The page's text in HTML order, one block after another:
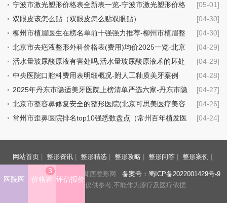
[05-01]
宁波市激光塑形价格表全新表一览-宁波市激光塑形价格
行情
[04-30]
双眼皮该怎么贴（双眼皮怎么贴双眼贴）
[04-30]
柳州市植眉医生在榜名单前十强强力推荐-柳州市植眉整
形医生
[04-29]
北京市去疤液整形外科价格表(费用)均价2025一览-北京
市去疤液具体费用是多少钱
[04-29]
活水量玻尿酸原液有害处吗,活水量玻尿酸原液术的坏处
[04-28]
中央医院口腔科费用表明细概况-附人工釉质美牙案例
[04-27]
2025年丹东市隐适美牙医院上榜清单严选六家-丹东市隐
适美牙口腔医院
[04-26]
北京市整容鼻修复安全的整形医院(北京可思美医疗美容
机构技术点评_附价格一览表)
[04-24]
常州市歪鼻医院排名top10强悉数盘点（常州百年植发医
网站首页 整形资讯 整形精选 整形攻略 整形问答 整形案例
https://www.fnxzyy.com/ 梵西整形网 备案号：蜀ICP备2022001429号-9
声明：本站信息仅供参考,不能作为疹疗及医疗依据.
医院医 价格咨
3
评估报价